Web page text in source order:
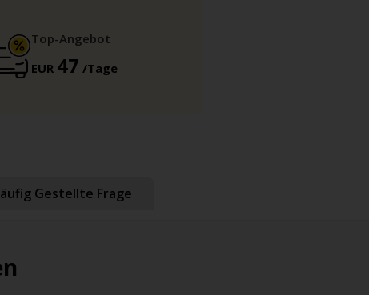
Top-Angebot
EUR 47 /Tage
Gestellte Frage